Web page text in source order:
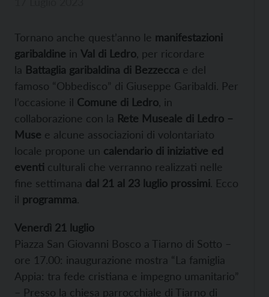
Tornano anche quest’anno le manifestazioni
garibaldine in Val di Ledro , per ricordare
la Battaglia garibaldina di Bezzecca e del
famoso “Obbedisco” di Giuseppe Garibaldi. Per
l’occasione il Comune di Ledro , in
collaborazione con la Rete Museale di Ledro –
Muse e alcune associazioni di volontariato
locale propone un calendario di iniziative ed
eventi culturali che verranno realizzati nelle
fine settimana dal 21 al 23 luglio prossimi. Ecco
il programma.
Venerdì 21 luglio
Piazza San Giovanni Bosco a Tiarno di Sotto –
ore 17.00: inaugurazione mostra “La famiglia
Appia: tra fede cristiana e impegno umanitario”
– Presso la chiesa parrocchiale di Tiarno di